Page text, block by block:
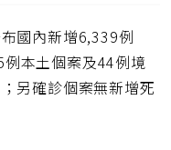
短
網
址
國內新增6,339例
本土個案及44例境
另確診個案無新增死